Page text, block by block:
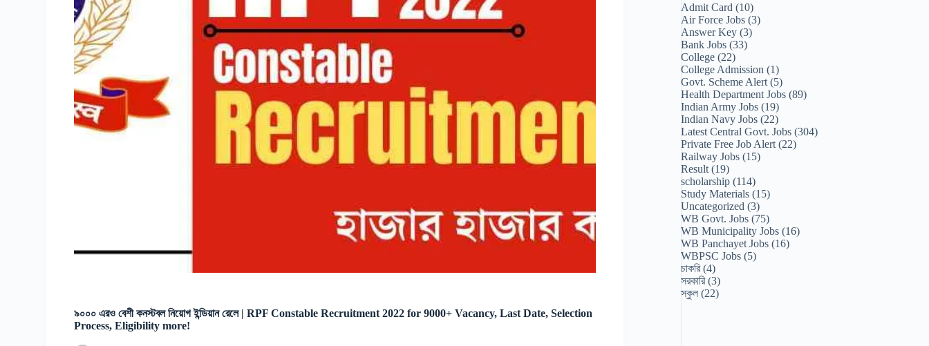
৯০০০ এরও বেশী কনস্টবল নিয়োগ ইন্ডিয়ান রেলে | RPF Constable Recruitment 2022 for 9000+ Vacancy, Last Date, Selection
Process, Eligibility more!
Admit Card (10)
Air Force Jobs (3)
Answer Key (3)
Bank Jobs (33)
College (22)
College Admission (1)
Govt. Scheme Alert (5)
Health Department Jobs (89)
Indian Army Jobs (19)
Indian Navy Jobs (22)
Latest Central Govt. Jobs (304)
Private Free Job Alert (22)
Railway Jobs (15)
Result (19)
scholarship (114)
Study Materials (15)
Uncategorized (3)
WB Govt. Jobs (75)
WB Municipality Jobs (16)
WB Panchayet Jobs (16)
WBPSC Jobs (5)
চাকরি(4)
সরকারি(3)
স্কুল (22)